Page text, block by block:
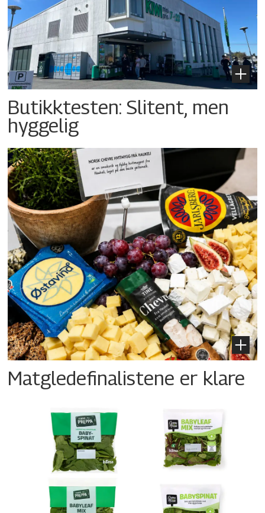
Butikktesten: Slitent, men
hyggelig
Matgledefinalistene er klare